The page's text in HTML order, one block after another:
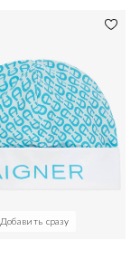
Добавить сразу